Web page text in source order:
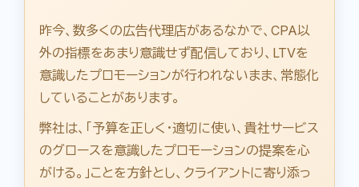
昨今、数多くの広告代理店があるなかで、CPA以
外の指標をあまり意識せず配信しており、LTVを
意識したプロモーションが行われないまま、常態化
していることがあります。
弊社は、「予算を正しく・適切に使い、貴社サービス
のグロースを意識したプロモーションの提案を心
がける。」ことを方針とし、クライアントに寄り添っ